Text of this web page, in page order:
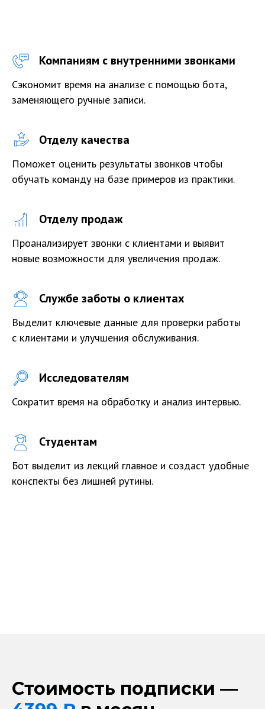
Компаниям с внутренними звонками
Сэкономит время на анализе с помощью бота,
заменяющего ручные записи.
Отделу качества
Поможет оценить результаты звонков чтобы
обучать команду на базе примеров из практики.
Отделу продаж
Проанализирует звонки с клиентами и выявит
новые возможности для увеличения продаж.
Службе заботы о клиентах
Выделит ключевые данные для проверки работы
с клиентами и улучшения обслуживания.
Исследователям
Сократит время на обработку и анализ интервью.
Студентам
Бот выделит из лекций главное и создаст удобные
конспекты без лишней рутины.
Стоимость подписки —